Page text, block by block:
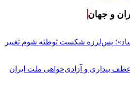
و جهان
پس‌لرزه شکست توطئه شوم تغییر
بیداری و آزادی‌خواهی ملت ایران